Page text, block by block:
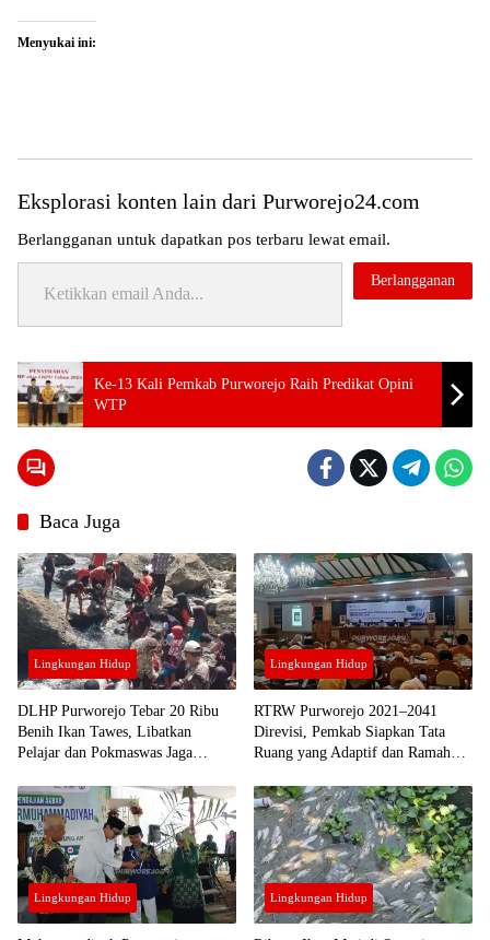
Menyukai ini:
Eksplorasi konten lain dari Purworejo24.com
Berlangganan untuk dapatkan pos terbaru lewat email.
Ketikkan email Anda...
Berlangganan
Tag:
24 jam
purworejo
berita
24
jam
berita
purworejo
berita
purworejo
hari ini
Berita
Purworejo
Terkini
berita
terkini
purworejo
Topik:
Lingkungan
Ke-13 Kali Pemkab Purworejo Raih Predikat Opini
WTP
Baca Juga
Lingkungan Hidup
DLHP Purworejo Tebar 20 Ribu
Benih Ikan Tawes, Libatkan
Pelajar dan Pokmaswas Jaga
Lingkungan Hidup
RTRW Purworejo 2021–2041
Direvisi, Pemkab Siapkan Tata
Ruang yang Adaptif dan Ramah
Lingkungan Hidup Lingkungan Hidup